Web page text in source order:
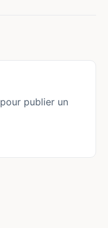
pour publier un